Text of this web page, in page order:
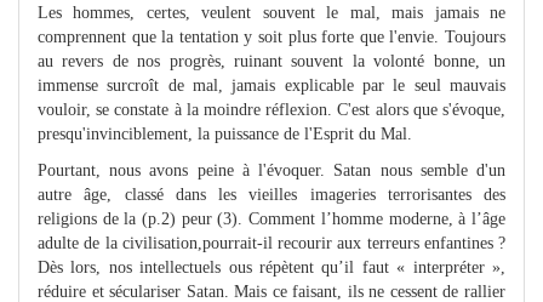
Les hommes, certes, veulent souvent le mal, mais jamais ne
comprennent que la tentation y soit plus forte que l'envie. Toujours
au revers de nos progrès, ruinant souvent la volonté bonne, un
immense surcroît de mal, jamais explicable par le seul mauvais
vouloir, se constate à la moindre réflexion. C'est alors que s'évoque,
presqu'invinciblement, la puissance de l'Esprit du Mal.
Pourtant, nous avons peine à l'évoquer. Satan nous semble d'un
autre âge, classé dans les vieilles imageries terrorisantes des
religions de la (p.2) peur (3). Comment l’homme moderne, à l’âge
adulte de la civilisation,pourrait-il recourir aux terreurs enfantines ?
Dès lors, nos intellectuels ous répètent qu’il faut « interpréter »,
réduire et séculariser Satan. Mais ce faisant, ils ne cessent de rallier